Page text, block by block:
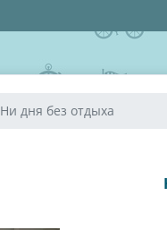
Ни дня без отдыха